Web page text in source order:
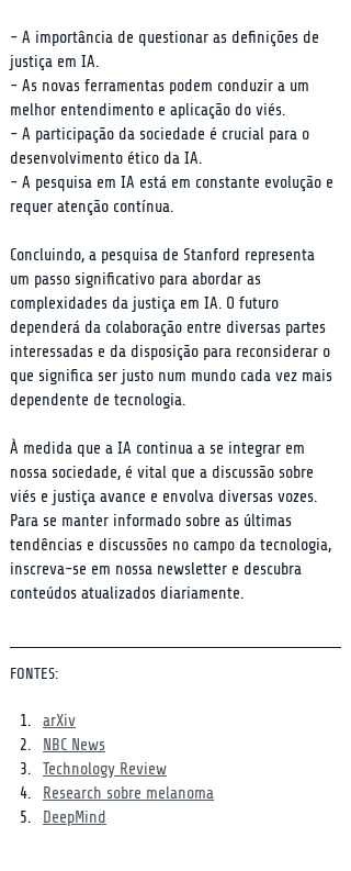
- A importância de questionar as definições de
justiça em IA.
- As novas ferramentas podem conduzir a um
melhor entendimento e aplicação do viés.
- A participação da sociedade é crucial para o
desenvolvimento ético da IA.
- A pesquisa em IA está em constante evolução e
requer atenção contínua.
Concluindo, a pesquisa de Stanford representa
um passo significativo para abordar as
complexidades da justiça em IA. O futuro
dependerá da colaboração entre diversas partes
interessadas e da disposição para reconsiderar o
que significa ser justo num mundo cada vez mais
dependente de tecnologia.
À medida que a IA continua a se integrar em
nossa sociedade, é vital que a discussão sobre
viés e justiça avance e envolva diversas vozes.
Para se manter informado sobre as últimas
tendências e discussões no campo da tecnologia,
inscreva-se em nossa newsletter e descubra
conteúdos atualizados diariamente.
FONTES:
arXiv
NBC News
Technology Review
Research sobre melanoma
DeepMind